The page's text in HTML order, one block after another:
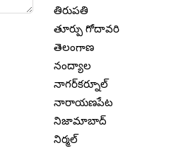
తిరుపతి
తూర్పు గోదావరి
తెలంగాణ
నంద్యాల
నాగర్‌కర్నూల్
నారాయణపేట
నిజామాబాద్
నిర్మల్